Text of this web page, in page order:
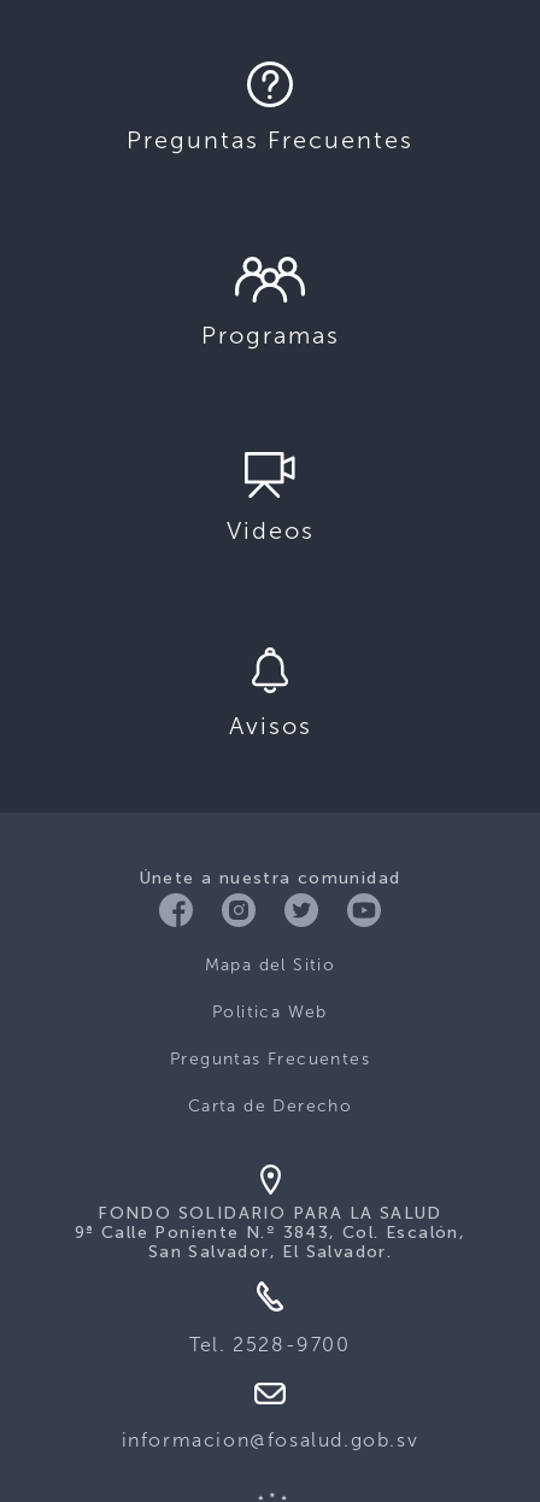
Preguntas Frecuentes
Programas
Videos
Avisos
Únete a nuestra comunidad
Mapa del Sitio
Politica Web
Preguntas Frecuentes
Carta de Derecho
FONDO SOLIDARIO PARA LA SALUD
9ª Calle Poniente N.º 3843, Col. Escalón,
San Salvador, El Salvador.
Tel. 2528-9700
informacion@fosalud.gob.sv